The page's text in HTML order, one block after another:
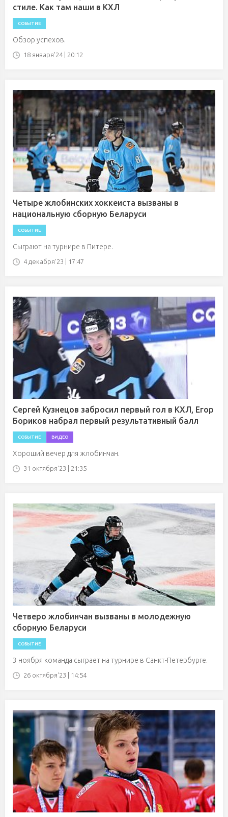
стиле. Как там наши в КХЛ
СОБЫТИЕ
Обзор успехов.
18 января'24 | 20:12
Четыре жлобинских хоккеиста вызваны в
национальную сборную Беларуси
СОБЫТИЕ
Сыграют на турнире в Питере.
4 декабря'23 | 17:47
Сергей Кузнецов забросил первый гол в КХЛ, Егор
Бориков набрал первый результативный балл
СОБЫТИЕ ВИДЕО
Хороший вечер для жлобинчан.
31 октября'23 | 21:35
Четверо жлобинчан вызваны в молодежную
сборную Беларуси
СОБЫТИЕ
3 ноября команда сыграет на турнире в Санкт-Петербурге.
26 октября'23 | 14:54